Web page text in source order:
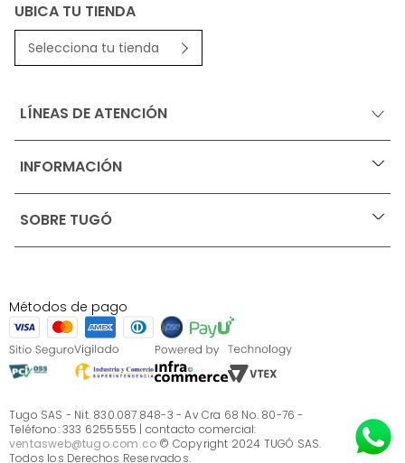
UBICA TU TIENDA
Selecciona tu tienda
LÍNEAS DE ATENCIÓN
INFORMACIÓN +
Ofertas vigentes
Términos, condiciones y restricciones para productos
S.A.S
Términos, condiciones y restricciones Tugó S.A.S
Instructivo cuidado de muebles
Sé parte de Tugó
¿Quiénes somos?
Servicio al cliente
SOBRE TUGÓ +
¿Quieres vender en Tugó?
Métodos de pago
Tugo SAS - Nit. 830.087.848-3 - Av Cra 68 No. 80-76 -
Teléfono: 333 6255555 | contacto comercial:
ventasweb@tugo.com.co © Copyright 2024 TUGÓ SAS.
Todos los Derechos Reservados.